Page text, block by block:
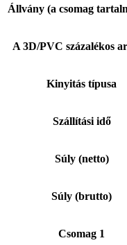
Állvány (a csomag
A 3D/PVC százalékos
Kinyitás típusa
Szállítási idő
Súly (netto)
Súly (brutto)
Csomag 1